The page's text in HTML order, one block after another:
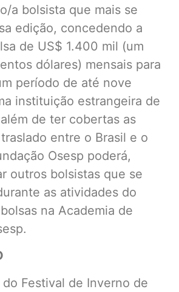
a bolsista que mais se
edição, concedendo a
de US$ 1.400 mil (um
dólares) mensais para
período de até nove
instituição estrangeira de
de ter cobertas as
entre o Brasil e o
Osesp poderá,
outros bolsistas que se
as atividades do
na Academia de
Festival de Inverno de